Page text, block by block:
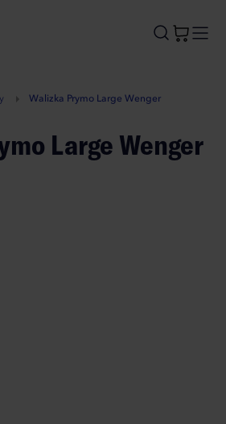
Walizka Prymo Large Wenger
Large Wenger